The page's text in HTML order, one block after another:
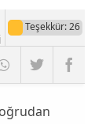
Teşekkür: 26